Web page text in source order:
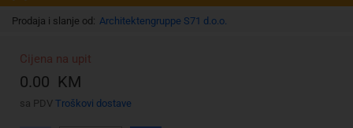
Prodaja i slanje od: Architektengruppe S71 d.o.o.
Cijena na upit
0.00 KM
sa PDV Troškovi dostave